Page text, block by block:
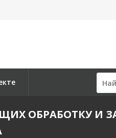
ОБРАБОТКУ И